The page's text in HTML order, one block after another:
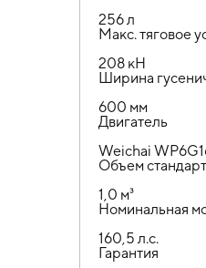
256 л
Макс. тяговое
208 кН
Ширина
600 мм
Двигатель
Weichai
Объем
1,0 м³
Номинальная
160,5 л.с.
Гарантия